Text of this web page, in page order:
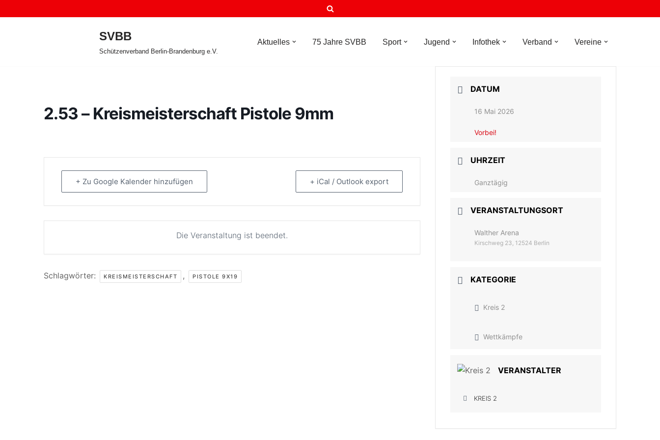
SVBB
Schützenverband Berlin-Brandenburg e.V.
Aktuelles 75 Jahre SVBB Sport Jugend Infothek Verband Vereine
2.53 – Kreismeisterschaft Pistole 9mm
+ Zu Google Kalender hinzufügen + iCal / Outlook export
Die Veranstaltung ist beendet.
Schlagwörter: KREISMEISTERSCHAFT , PISTOLE 9X19
DATUM
16 Mai 2026
Vorbei!
UHRZEIT
Ganztägig
VERANSTALTUNGSORT
Walther Arena
Kirschweg 23, 12524 Berlin
KATEGORIE
Kreis 2
Wettkämpfe
VERANSTALTER
KREIS 2